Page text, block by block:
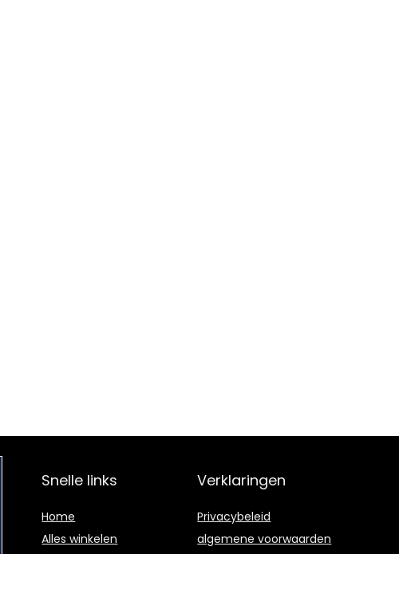
Snelle links
Home
Alles winkelen
Verklaringen
Privacybeleid
algemene voorwaarden